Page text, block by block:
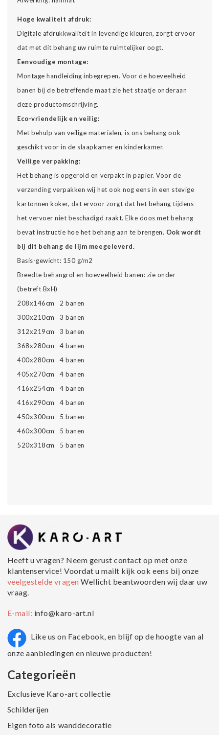
Hoge kwaliteit afdruk:
Digitale afdrukkwaliteit in levendige kleuren, zorgt ervoor
dat met dit behang uw ruimte ruimtelijker oogt.
Eenvoudige montage:
Montage handleiding inbegrepen. Voor de hoeveelheid
banen bij de betreffende maat zie het staatje onderaan
deze productomschrijving.
Eco-vriendelijk en veilig:
Met behulp van veilige materialen, is ons behang ook
geschikt voor in de slaapkamer en kinderkamer.
Veilige verpakking:
Het behang is opgerold en verpakt in papier. Voor de
verzending verpakken wij het ook nog eens in een stevige
kartonnen koker, dat ervoor zorgt dat het behang tijdens
het vervoer niet beschadigd raakt. Elke doos met behang
bevat instructie hoe het behang aan te brengen. Ook wordt
bij dit behang de lijm meegeleverd.
Basis-gewicht: 150 g/m2
Breedte behangrol en hoeveelheid banen: zie onder
(betreft BxH)
208x146cm 2 banen
300x210cm 3 banen
312x219cm 3 banen
368x280cm 4 banen
400x280cm 4 banen
405x270cm 4 banen
416x254cm 4 banen
416x290cm 4 banen
450x300cm 5 banen
460x300cm 5 banen
520x318cm 5 banen
Heeft u vragen? Neem gerust contact op met onze
klantenservice! Voordat u mailt kijk ook eens bij onze
veelgestelde vragenWellicht beantwoorden wij daar uw
vraag.
E-mail: info@karo-art.nl
Like us on Facebook, en blijf op de hoogte van al
onze aanbiedingen en nieuwe producten!
Categorieën
Exclusieve Karo-art collectie
Schilderijen
Eigen foto als wanddecoratie